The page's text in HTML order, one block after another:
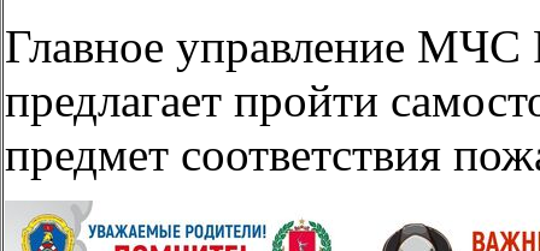
Главное управление МЧС
предлагает пройти
предмет соответствия